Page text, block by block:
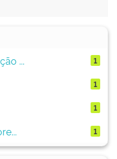
...
1
1
1
1